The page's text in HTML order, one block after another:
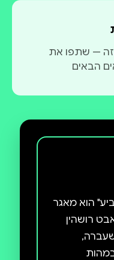
הזה — שתפו את
הבאים
הוא מאגר
רושהין
שעברה,